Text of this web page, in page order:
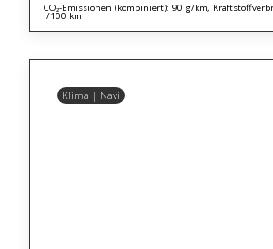
CO₂-Emissionen (kombiniert): 90 g/km,
l/100 km
Klima | Navi